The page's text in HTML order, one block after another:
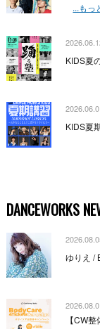
...もっ
KIDS夏
KIDS夏
DANCEWORKS
ゆりえ /
【CW